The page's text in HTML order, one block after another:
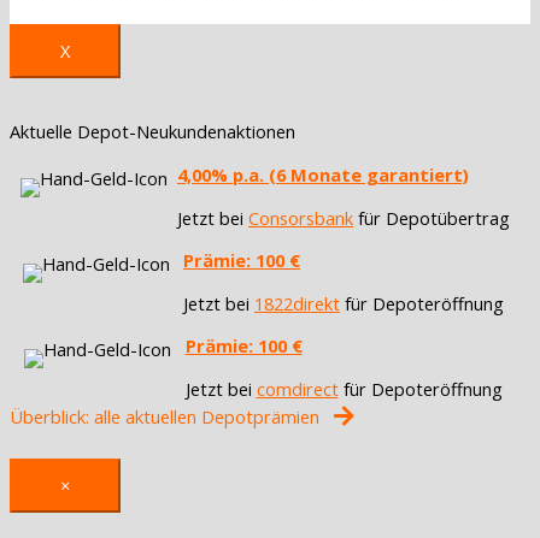
X
Aktuelle Depot-Neukundenaktionen
4,00% p.a. (6 Monate garantiert)
Jetzt bei Consorsbank für Depotübertrag
Prämie: 100 €
Jetzt bei 1822direkt für Depoteröffnung
Prämie: 100 €
Jetzt bei comdirectfür Depoteröffnung
Überblick: alle aktuellen Depotprämien
×